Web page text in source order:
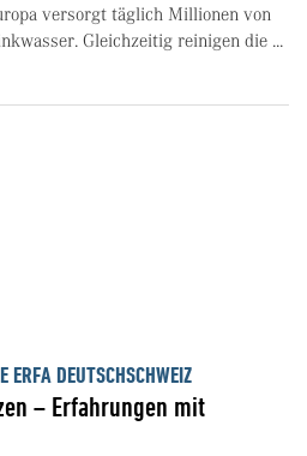
versorgt täglich Millionen von
Gleichzeitig reinigen die ...
ERFA DEUTSCHSCHWEIZ
– Erfahrungen mit